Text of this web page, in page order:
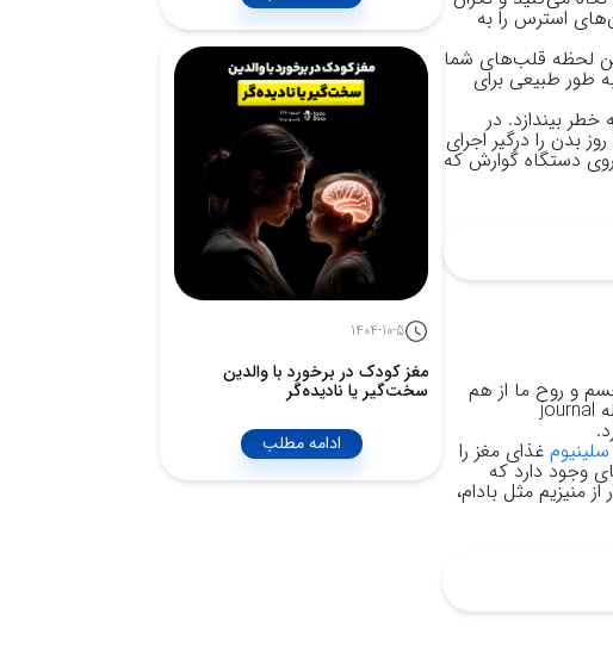
استرس را به
لحظه قلب‌های شما
طور طبیعی برای
بیندازد. در
بدن را درگیر اجرای
دستگاه گوارش که
و روح ما از هم
journal
غذای مغز را
وجود دارد که
مثل بادام،
1404-10-5
مغز کودک در برخورد با والدین
سخت‌گیر یا نادیده‌گر
ادامه مطلب